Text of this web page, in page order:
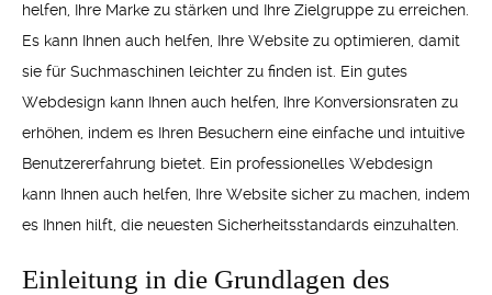
helfen, Ihre Marke zu stärken und Ihre Zielgruppe zu erreichen.
Es kann Ihnen auch helfen, Ihre Website zu optimieren, damit
sie für Suchmaschinen leichter zu finden ist. Ein gutes
Webdesign kann Ihnen auch helfen, Ihre Konversionsraten zu
erhöhen, indem es Ihren Besuchern eine einfache und intuitive
Benutzererfahrung bietet. Ein professionelles Webdesign
kann Ihnen auch helfen, Ihre Website sicher zu machen, indem
es Ihnen hilft, die neuesten Sicherheitsstandards einzuhalten.
Einleitung in die Grundlagen des